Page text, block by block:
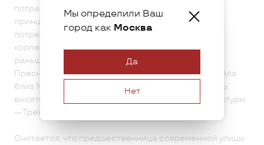
Мы определили Ваш
город как Москва
Да
Нет
потребительское общество на кооперативных
принципах. С этого года и начинает свой отсчёт
потребительская кооперация и международное
кооперативное движение. Да. Улица Рочдельская
раньше была Гагаринской, а потом Нижней
Пресненской. А названа в честь ткачей из Рочдейла
близ Манчестера. Скорее всего потому, что здесь
высятся корпуса старейшей московской мануфактуры
— Трёхгорной.
Считается, что предшественница современной улицы